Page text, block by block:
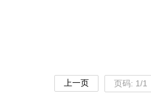
上一页 页码: 1/1